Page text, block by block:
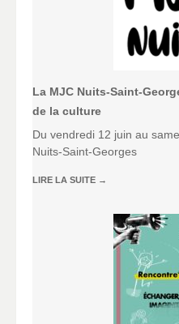
La MJC Nuits-Saint-
de la culture
Du vendredi 12 juin au
Nuits-Saint-Georges
LIRE LA SUITE →